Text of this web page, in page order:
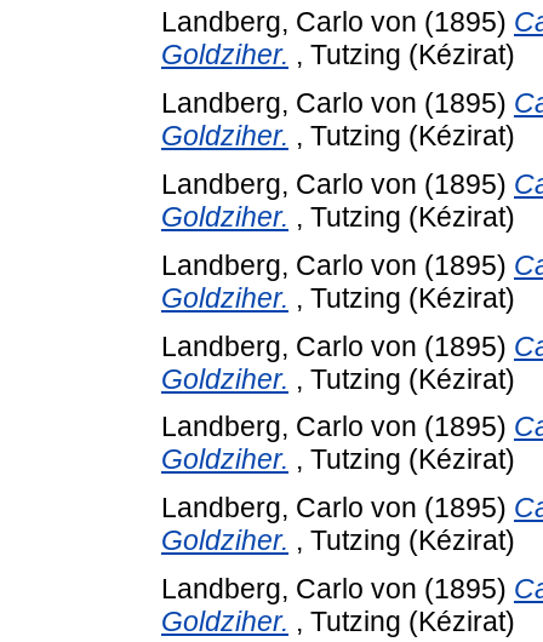
Landberg, Carlo von (1895)
Goldziher. , Tutzing (Kézirat)
Landberg, Carlo von (1895)
Goldziher. , Tutzing (Kézirat)
Landberg, Carlo von (1895)
Goldziher. , Tutzing (Kézirat)
Landberg, Carlo von (1895)
Goldziher. , Tutzing (Kézirat)
Landberg, Carlo von (1895)
Goldziher. , Tutzing (Kézirat)
Landberg, Carlo von (1895)
Goldziher. , Tutzing (Kézirat)
Landberg, Carlo von (1895)
Goldziher. , Tutzing (Kézirat)
Landberg, Carlo von (1895)
Goldziher. , Tutzing (Kézirat)